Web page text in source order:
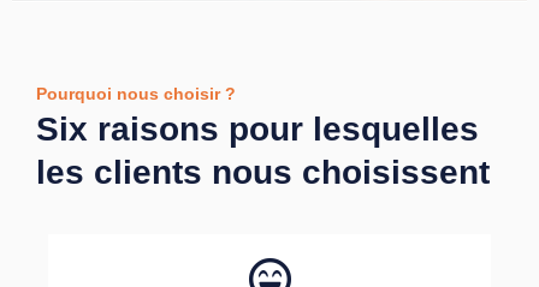
Pourquoi nous choisir ?
Six raisons pour lesquelles
les clients nous choisissent